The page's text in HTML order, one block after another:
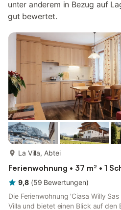
unter anderem in Bezug auf
gut bewertet.
La Villa, Abtei
Ferienwohnung • 37 m² • 1
9,8 (59 Bewertungen)
Die Ferienwohnung 'Ciasa Willy
Villa und bietet einen Blick auf den